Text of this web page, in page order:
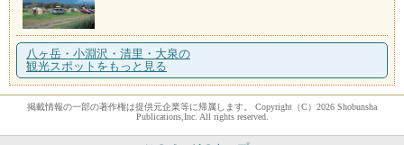
八ヶ岳・小淵沢・清里・大泉の
観光スポットをもっと見る
掲載情報の一部の著作権は提供元企業等に帰属します。 Copyright（C）2026 Shobunsha
Publications,Inc. All rights reserved.